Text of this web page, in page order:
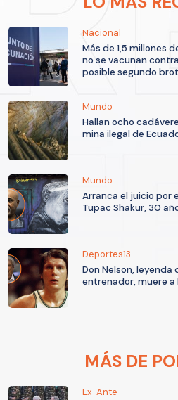
Nacional
Más de 1,5 millones
no se vacunan
posible segundo
Mundo
Hallan ocho
mina ilegal de
Mundo
Arranca el juicio por
Tupac Shakur, 30
Deportes13
Don Nelson, leyenda
entrenador, muere a
MÁS DE
Ex-Ante